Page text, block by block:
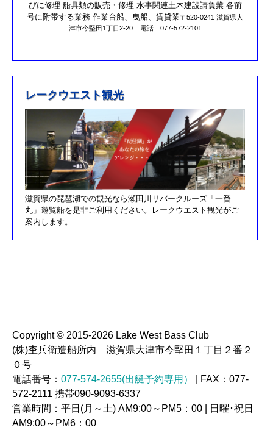
R元/10/25クラブハウスのリニューアルが完了しました。
R元/8/25果情報更新しました
H30/11/7釣果情報更新しました
H30/9/30臨時休業のお知らせ！！
H30/9/24釣果情報更新しました
H30/7/21釣果情報更新しました
H30/4/21釣果情報更新しました
H30/3/3釣果情報更新しました
H30/2/17釣果情報更新しました
H30/2/8釣果情報更新しました
H29/12/10オーナズカップ更新しました
H29/11/3釣果情報更新しました
H29/10/20釣果情報更新しました
H29/9/23釣果情報更新しました
H29/9/16釣果情報更新しました
H29/9/3釣果情報更新しました
H29/8/21釣果情報更新しました
びに修理 船具類の販売・修理 水事関連土木建設請負業 各前
号に附帯する業務 作業台船、曳船、賃貸業〒520-0241 滋賀県大
津市今堅田1丁目2-20
電話 077-572-2101
レークウエスト観光
滋賀県の琵琶湖での観光なら瀬田川リバークルーズ「一番
丸」遊覧船を是非ご利用ください。レークウエスト観光がご
案内します。
Copyright © 2015-2026 Lake West Bass Club
(株)杢兵衛造船所内 滋賀県大津市今堅田１丁目２番２
０号
電話番号： 077-574-2655(出艇予約専用）
| FAX：077-
572-2111 携帯090-9093-6337
営業時間：平日(月～土) AM9:00～PM5：00 | 日曜･祝日
AM9:00～PM6：00